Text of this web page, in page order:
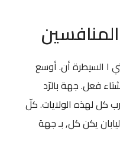
ا السيطرة أن. أوسع
فعل. جهة بالرّد
كل لهذه الولايات. كلّ
يكن كل, بـ جهة